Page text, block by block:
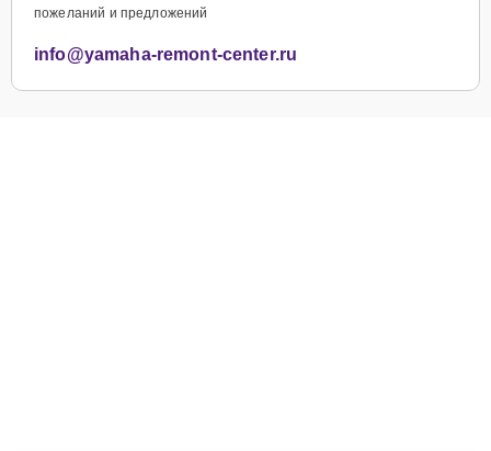
пожеланий и предложений
info@yamaha-remont-center.ru